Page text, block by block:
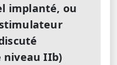
implanté, ou
niveau IIb)